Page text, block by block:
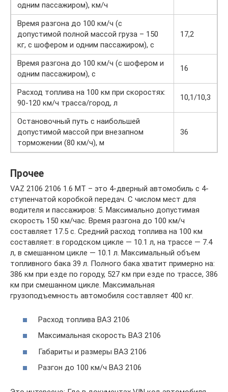
одним пассажиром), км/ч
Время разгона до 100 км/ч (с
допустимой полной массой груза – 150
кг, с шофером и одним пассажиром), с
17,2
Время разгона до 100 км/ч (с шофером и
одним пассажиром), с
16
Расход топлива на 100 км при скоростях:
90-120 км/ч трасса/город, л
10,1/10,3
Остановочный путь с наибольшей
допустимой массой при внезапном
торможении (80 км/ч), м
36
Прочее
VAZ 2106 2106 1.6 MT – это 4-дверный автомобиль с 4-
ступенчатой коробкой передач. С числом мест для
водителя и пассажиров: 5. Максимально допустимая
скорость 150 км/час. Время разгона до 100 км/ч
составляет 17.5 с. Средний расход топлива на 100 км
составляет: в городском цикле — 10.1 л, на трассе — 7.4
л, в смешанном цикле — 10.1 л. Максимальный объем
топливного бака 39 л. Полного бака хватит примерно на:
386 км при езде по городу, 527 км при езде по трассе, 386
км при смешанном цикле. Максимальная
грузоподъемность автомобиля составляет 400 кг.
Расход топлива ВАЗ 2106
Максимальная скорость ВАЗ 2106
Габариты и размеры ВАЗ 2106
Разгон до 100 км/ч ВАЗ 2106